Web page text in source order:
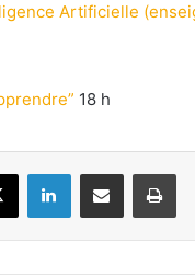
Artificielle
18 h
X LinkedinPartager par email